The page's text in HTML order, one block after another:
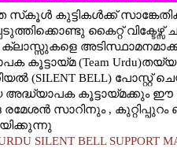
സ്‌കൂൾ കുട്ടികൾക്ക്
കൈറ്റ്
ക്ലാസ്സുകളെ
കൂട്ടായ്‍മ (Team
(SILENT BELL)
അദ്ധ്യാപക കൂട്ടായ്മക്കും
സാറിനും ,
SILENT BELL SUPPORT